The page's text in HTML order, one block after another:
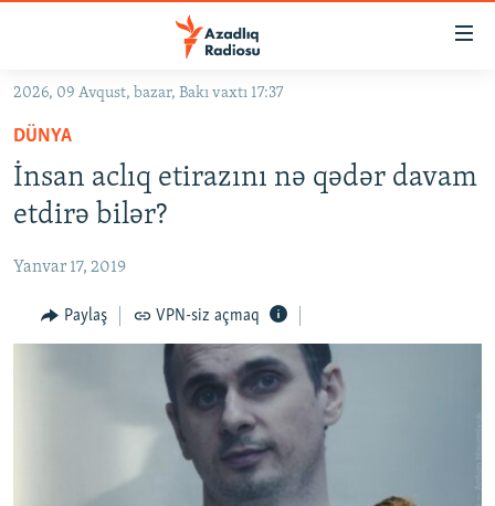
Əsas
qayıt
Əsas
naviqasiyaya
qayıt
KORRUPSIOMETR
FƏRQƏ BAX
QANUNI DOĞRU
FOTOQALEREYA
2026, 09 Avqust, bazar, Bakı vaxtı 17:37
DÜNYA
İnsan aclıq etirazını nə qədər davam
etdirə bilər?
Yanvar 17, 2019
Paylaş VPN-siz açmaq